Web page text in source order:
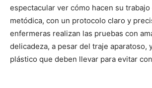
espectacular ver cómo hacen su
metódica, con un protocolo claro y
enfermeras realizan las pruebas con
delicadeza, a pesar del traje aparatoso,
plástico que deben llevar para evitar